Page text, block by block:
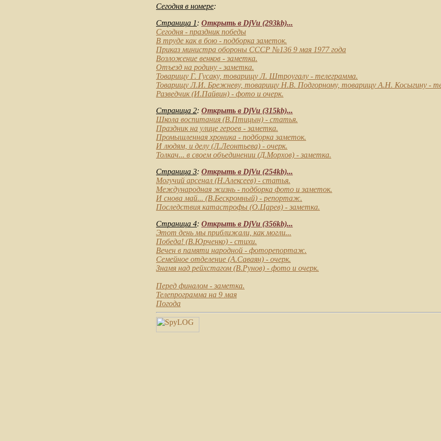
Сегодня в номере:
Страница 1: Открыть в DjVu (293kb)...
Сегодня - праздник победы
В труде как в бою - подборка заметок.
Приказ министра обороны СССР №136 9 мая 1977 года
Возложение венков - заметка.
Отъезд на родину - заметка.
Товарищу Г. Гусаку, товарищу Л. Штроугалу - телеграмма.
Товарищу Л.И. Брежневу, товарищу Н.В. Подгорному, товарищу А.Н. Косыгину -
Разведчик(И.Пайвин) - фото и очерк.
Страница 2: Открыть в DjVu (315kb)...
Школа воспитания (В.Птицын) - статья.
Праздник на улице героев - заметка.
Промышленная хроника - подборка заметок.
И людям, и делу (Л.Леонтьева) - очерк.
Толкач... в своем объединении (Д.Морхов) - заметка.
Страница 3: Открыть в DjVu (254kb)...
Могучий арсенал (Н.Алексеев) - статья.
Международная жизнь - подборка фото и заметок.
И снова май... (В.Бескромный) - репортаж.
Последствия катастрофы (О.Царев) - заметка.
Страница 4: Открыть в DjVu (356kb)...
Этот день мы приближали, как могли...
Победа! (В.Юрченко) - стихи.
Вечен в памяти народной - фоторепортаж.
Семейное отделение (А.Саваян) - очерк.
Знамя над рейхстагом (В.Рунов) - фото и очерк.
Перед финалом - заметка.
Телепрограмма на 9 мая
Погода